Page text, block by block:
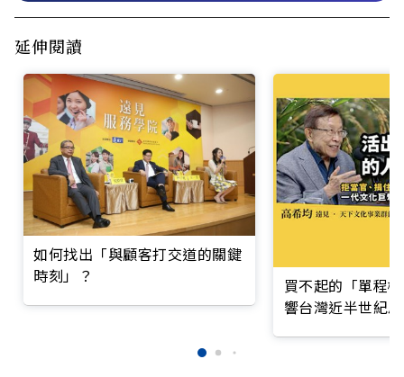
延伸閱讀
如何找出「與顧客打交道的關鍵
時刻」？
買不起的「單程
響台灣近半世紀